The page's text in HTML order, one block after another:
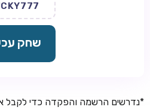
שחק
*נדרשים הרשמה והפקדה כדי לקבל